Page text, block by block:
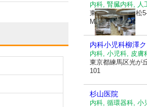
内科, 腎臓内科, 人
東京都練馬区高松
MKビル7F
内科小児科柳澤
内科, 小児科, 皮膚
東京都練馬区光が
101
杉山医院
内科, 循環器科, 小